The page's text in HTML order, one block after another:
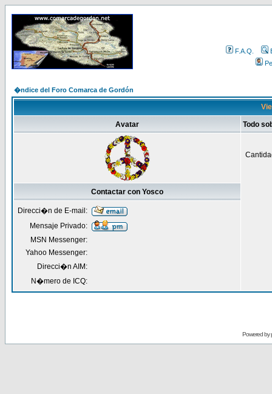
F.A.Q.
�ndice del Foro Comarca de Gordón
Avatar Todo
Contactar con Yosco
Direcci�n de E-mail:
Mensaje Privado:
MSN Messenger:
Yahoo Messenger:
Direcci�n AIM:
N�mero de ICQ:
Powered by